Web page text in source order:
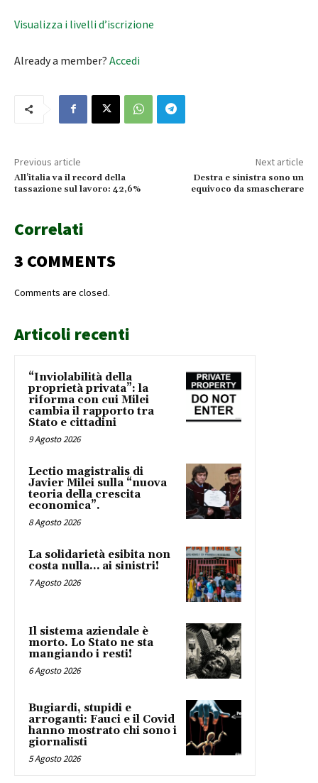
Visualizza i livelli d’iscrizione
Already a member? Accedi
Previous article
All’italia va il record della
tassazione sul lavoro: 42,6%
Next article
Destra e sinistra sono un
equivoco da smascherare
Correlati
3 COMMENTS
Comments are closed.
Articoli recenti
“Inviolabilità della
proprietà privata”: la
riforma con cui Milei
cambia il rapporto tra
Stato e cittadini
9 Agosto 2026
Lectio magistralis di
Javier Milei sulla “nuova
teoria della crescita
economica”.
8 Agosto 2026
La solidarietà esibita non
costa nulla… ai sinistri!
7 Agosto 2026
Il sistema aziendale è
morto. Lo Stato ne sta
mangiando i resti!
6 Agosto 2026
Bugiardi, stupidi e
arroganti: Fauci e il Covid
hanno mostrato chi sono i
giornalisti
5 Agosto 2026